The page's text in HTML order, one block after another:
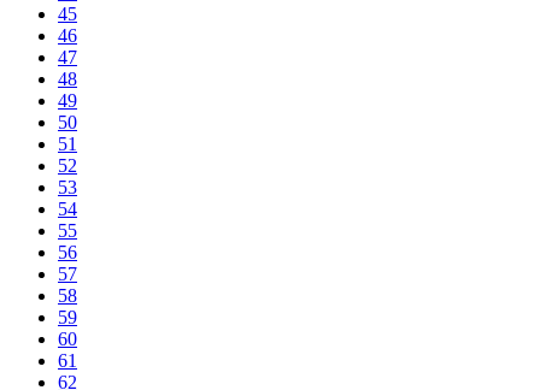
45
46
47
48
49
50
51
52
53
54
55
56
57
58
59
60
61
62